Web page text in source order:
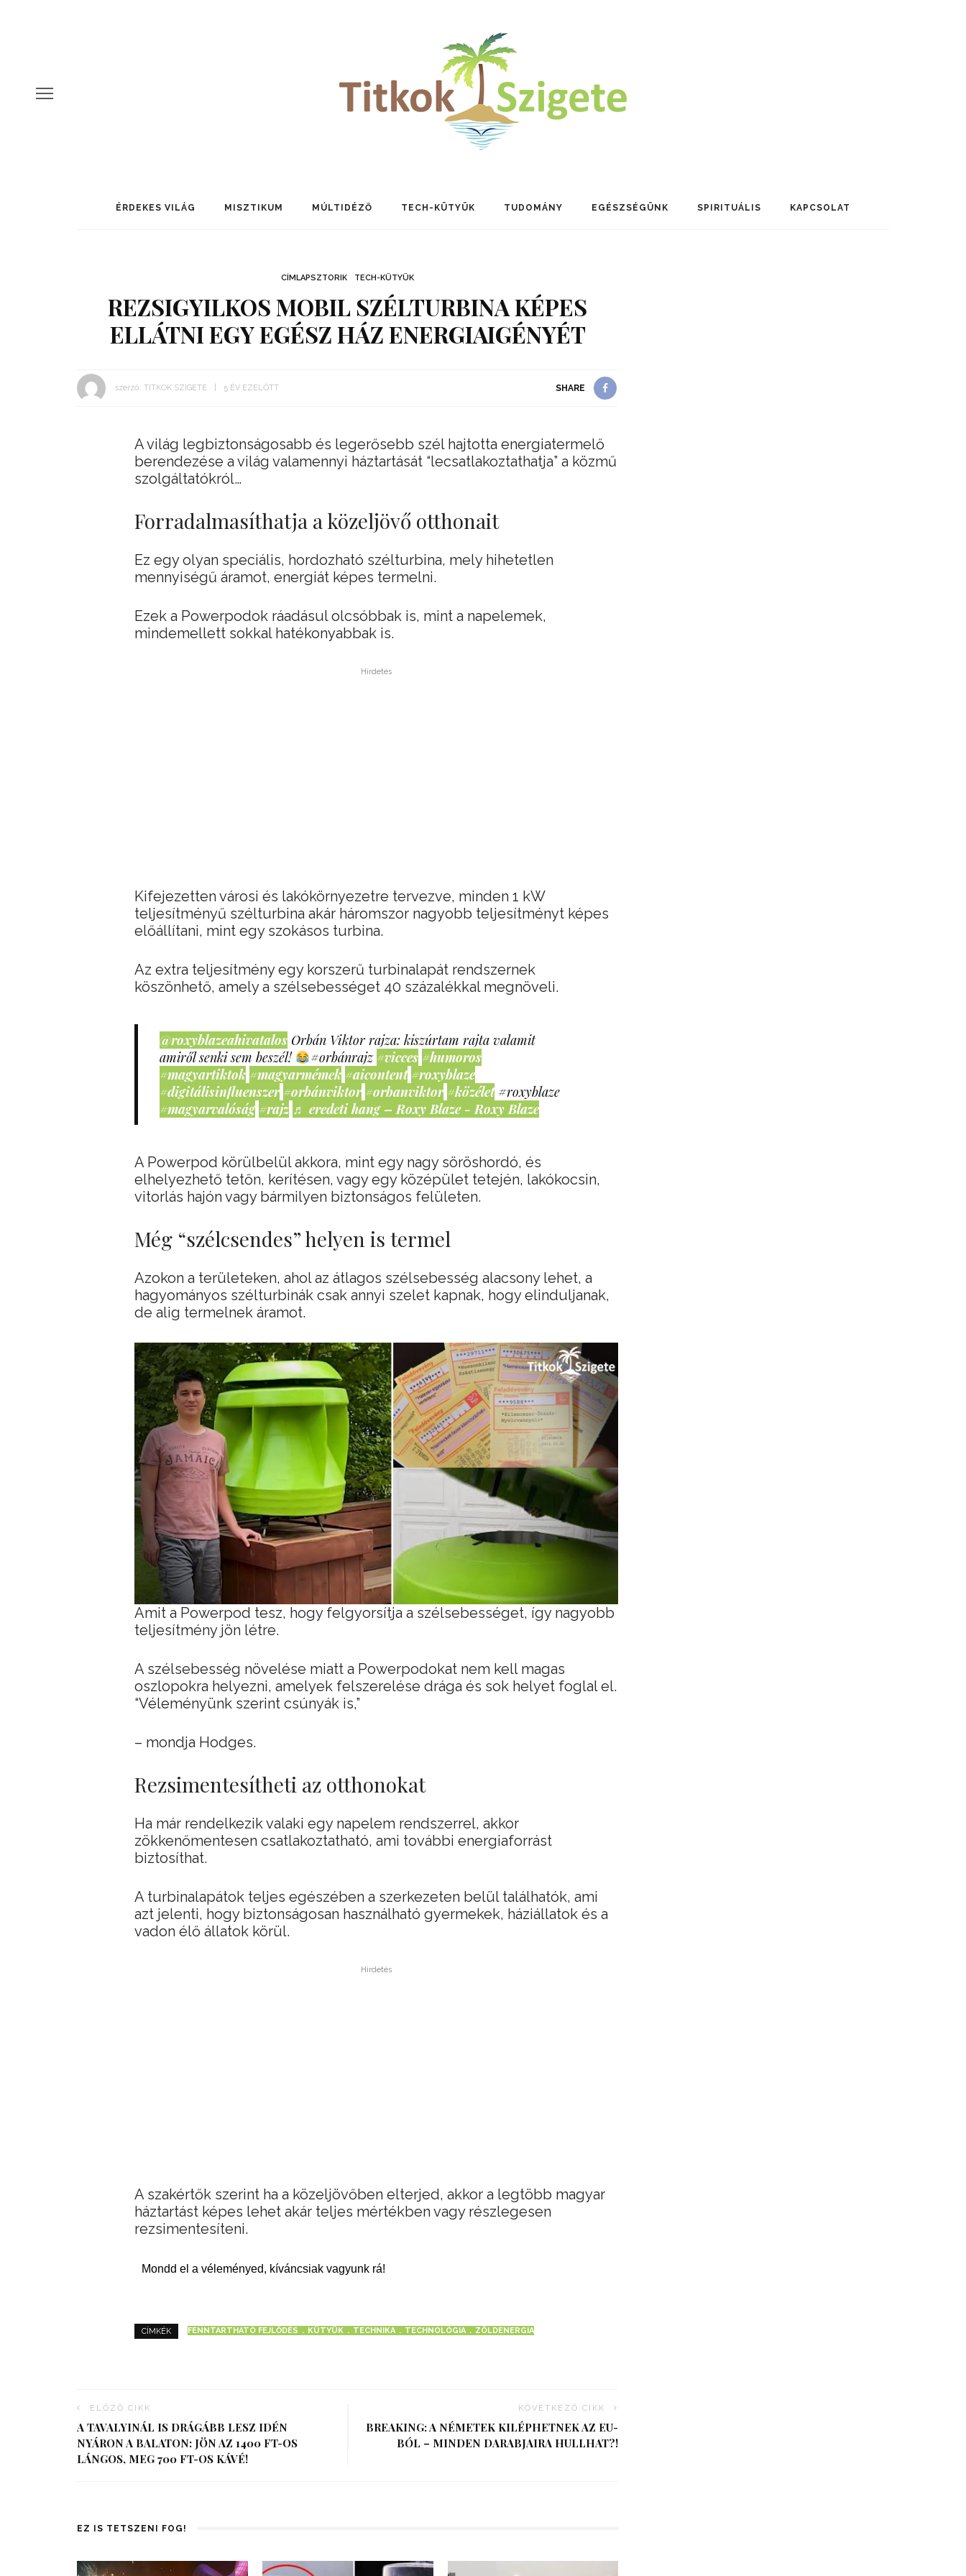
ÉRDEKES VILÁG MISZTIKUM MÚLTIDÉZŐ TECH-KÜTYÜK TUDOMÁNY EGÉSZSÉGÜNK SPIRITUÁLIS KAPCSOLAT
CÍMLAPSZTORIK TECH-KÜTYÜK
REZSIGYILKOS MOBIL SZÉLTURBINA KÉPES
ELLÁTNI EGY EGÉSZ HÁZ ENERGIAIGÉNYÉT
szerző: TITKOK SZIGETE 5 ÉV EZELŐTT SHARE
A világ legbiztonságosabb és legerősebb szél hajtotta energiatermelő
berendezése a világ valamennyi háztartását “lecsatlakoztathatja” a közmű
szolgáltatókról…
Forradalmasíthatja a közeljövő otthonait
Ez egy olyan speciális, hordozható szélturbina, mely hihetetlen
mennyiségű áramot, energiát képes termelni.
Ezek a Powerpodok ráadásul olcsóbbak is, mint a napelemek,
mindemellett sokkal hatékonyabbak is.
Hirdetés
Kifejezetten városi és lakókörnyezetre tervezve, minden 1 kW
teljesítményű szélturbina akár háromszor nagyobb teljesítményt képes
előállítani, mint egy szokásos turbina.
Az extra teljesítmény egy korszerű turbinalapát rendszernek
köszönhető, amely a szélsebességet 40 százalékkal megnöveli.
@roxyblazeahivatalos Orbán Viktor rajza: kiszúrtam rajta valamit
amiről senki sem beszél!
#orbánrajz #vicces #humoros
#magyartiktok #magyarmémek #aicontent #roxyblaze
#digitálisinfluenszer #orbánviktor #orbanviktor #közélet #roxyblaze
#magyarvalóság #rajz ♬ eredeti hang – Roxy Blaze - Roxy Blaze
A Powerpod körülbelül akkora, mint egy nagy söröshordó, és
elhelyezhető tetőn, kerítésen, vagy egy középület tetején, lakókocsin,
vitorlás hajón vagy bármilyen biztonságos felületen.
Még “szélcsendes” helyen is termel
Azokon a területeken, ahol az átlagos szélsebesség alacsony lehet, a
hagyományos szélturbinák csak annyi szelet kapnak, hogy elinduljanak,
de alig termelnek áramot.
Amit a Powerpod tesz, hogy felgyorsítja a szélsebességet, így nagyobb
teljesítmény jön létre.
A szélsebesség növelése miatt a Powerpodokat nem kell magas
oszlopokra helyezni, amelyek felszerelése drága és sok helyet foglal el.
“Véleményünk szerint csúnyák is,”
– mondja Hodges.
Rezsimentesítheti az otthonokat
Ha már rendelkezik valaki egy napelem rendszerrel, akkor
zökkenőmentesen csatlakoztatható, ami további energiaforrást
biztosíthat.
A turbinalapátok teljes egészében a szerkezeten belül találhatók, ami
azt jelenti, hogy biztonságosan használható gyermekek, háziállatok és a
vadon élő állatok körül.
Hirdetés
A szakértők szerint ha a közeljövőben elterjed, akkor a legtöbb magyar
háztartást képes lehet akár teljes mértékben vagy részlegesen
rezsimentesíteni.
Mondd el a véleményed, kíváncsiak vagyunk rá!
CÍMKÉK FENNTARTHATÓ FEJLŐDÉS KÜTYÜK TECHNIKA TECHNOLÓGIA ZÖLDENERGIA
ELŐZŐ CIKK
A TAVALYINÁL IS DRÁGÁBB LESZ IDÉN
NYÁRON A BALATON: JÖN AZ 1400 FT-OS
LÁNGOS, MEG 700 FT-OS KÁVÉ!
KÖVETKEZŐ CIKK
BREAKING: A NÉMETEK KILÉPHETNEK AZ EU-
BÓL – MINDEN DARABJAIRA HULLHAT?!
EZ IS TETSZENI FOG!